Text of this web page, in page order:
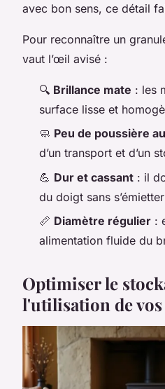
avec bon sens, ce détail
Pour reconnaître un
vaut l’œil avisé :
🔍 Brillance mate : les
surface lisse et
🧼 Peu de poussière
d’un transport et d’un
💪 Dur et cassant : il
du doigt sans s’émietter
📏 Diamètre régulier :
alimentation fluide du
Optimiser le
l'utilisation de